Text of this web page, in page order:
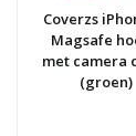
Coverzs
Magsafe
met camera
(groen)